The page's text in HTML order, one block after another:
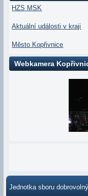
HZS MSK
Aktuální události v kraji
Město Kopřivnice
Webkamera
Jednotka sboru